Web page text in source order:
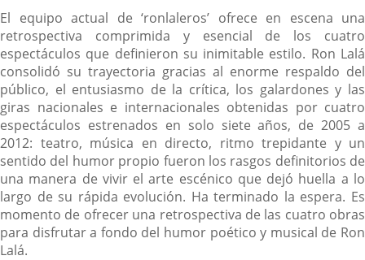
El equipo actual de ‘ronlaleros’ ofrece en escena una
retrospectiva comprimida y esencial de los cuatro
espectáculos que definieron su inimitable estilo. Ron Lalá
consolidó su trayectoria gracias al enorme respaldo del
público, el entusiasmo de la crítica, los galardones y las
giras nacionales e internacionales obtenidas por cuatro
espectáculos estrenados en solo siete años, de 2005 a
2012: teatro, música en directo, ritmo trepidante y un
sentido del humor propio fueron los rasgos definitorios de
una manera de vivir el arte escénico que dejó huella a lo
largo de su rápida evolución. Ha terminado la espera. Es
momento de ofrecer una retrospectiva de las cuatro obras
para disfrutar a fondo del humor poético y musical de Ron
Lalá.